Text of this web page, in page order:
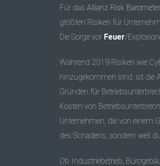
Für das Allianz Risk
größten Risiken für
Die Sorge vor Feuer/
Während 2019 Risiken wie
hinzugekommen sind, ist die
Gründen für
Kosten von
Unternehmen, die von einem
des Schadens, sondern weil
Ob Industriebetrieb,